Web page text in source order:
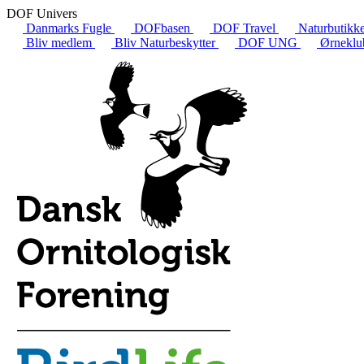
DOF Univers
Danmarks Fugle
DOFbasen DOF Travel
Bliv medlem
Bliv Naturbeskytter DOF UNG